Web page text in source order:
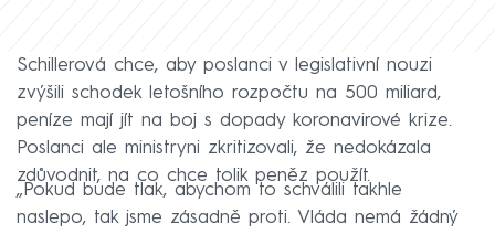
Schillerová chce, aby poslanci v legislativní nouzi
zvýšili schodek letošního rozpočtu na 500 miliard,
peníze mají jít na boj s dopady koronavirové krize.
Poslanci ale ministryni zkritizovali, že nedokázala
zdůvodnit, na co chce tolik peněz použít.
„Pokud bude tlak, abychom to schválili takhle
naslepo, tak jsme zásadně proti. Vláda nemá žádný